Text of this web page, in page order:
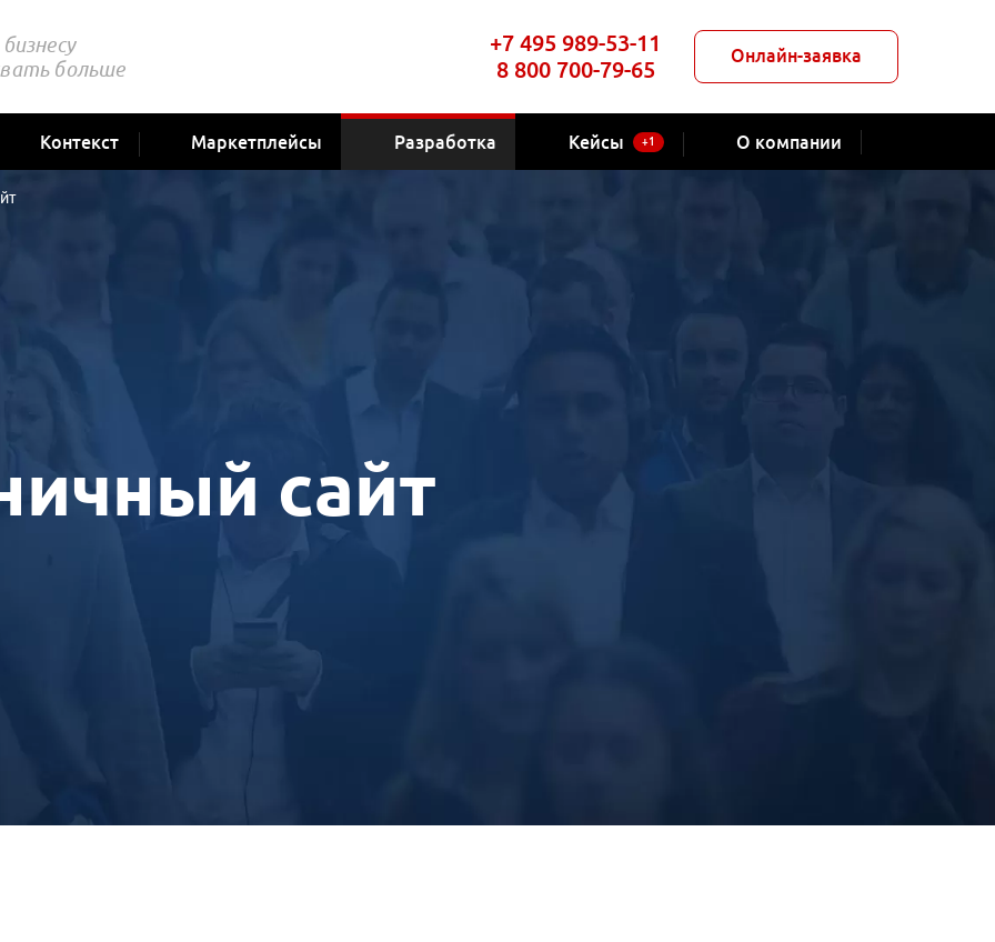
больше
+7 495 989-53-11
8 800 700-79-65
Онлайн-заявка
Контекст Маркетплейсы Разработка Кейсы +1 О компании
сайт